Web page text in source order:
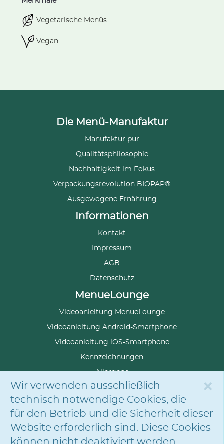
×
Wir verwenden ausschließlich
technisch notwendige Cookies, die
für den Betrieb und die Sicherheit dieser
Website erforderlich sind. Diese Cookies
können nicht deaktiviert werden.
Vegetarische Menüs
Vegan
Die Menü-Manufaktur
Manufaktur pur
Qualitätsphilosophie
Nachhaltigkeit im Fokus
Verpackungsrevolution BIOPAP®
Ausgewogene Ernährung
Informationen
Kontakt
Impressum
AGB
Datenschutz
MenueLounge
Videoanleitung MenueLounge
Videoanleitung Android-Smartphone
Videoanleitung iOS-Smartphone
Kennzeichnungen
Allergene
SPRACHE
AUSWÄHLEN